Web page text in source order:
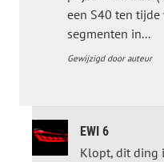
een S40 ten tijde
segmenten in...
Gewijzigd door auteur
EWI 6
Klopt, dit ding